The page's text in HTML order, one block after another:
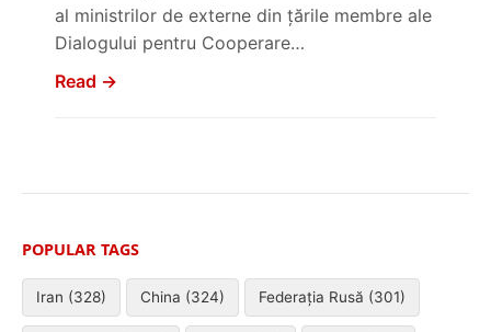
al ministrilor de externe din țările membre ale
Dialogului pentru Cooperare…
Read →
POPULAR TAGS
Iran (328) China (324) Federația Rusă (301)